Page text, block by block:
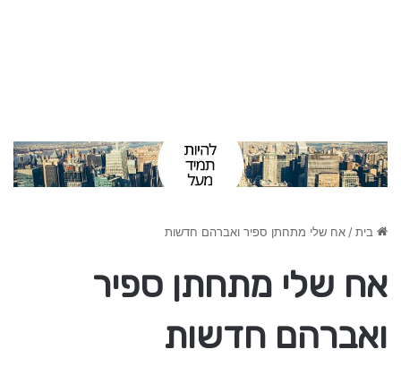
בית/אח שלי מתחתן ספיר ואברהם חדשות
אח שלי מתחתן ספיר
ואברהם חדשות